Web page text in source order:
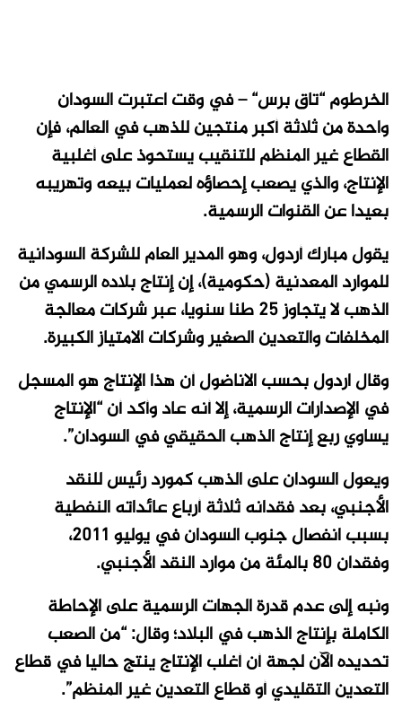
الخرطوم “تاق برس“ – في وقت اعتبرت السودان
واحدة من ثلاثة أكبر منتجين للذهب في العالم، فإن
القطاع غير المنظم للتنقيب يستحوذ على أغلبية
الإنتاج، والذي يصعب إحصاؤه لعمليات بيعه وتهريبه
بعيدا عن القنوات الرسمية.
يقول مبارك أردول، وهو المدير العام للشركة السودانية
للموارد المعدنية (حكومية)، إن إنتاج بلاده الرسمي من
الذهب لا يتجاوز 25 طنا سنويا، عبر شركات معالجة
المخلفات والتعدين الصغير وشركات الامتياز الكبيرة.
وقال اردول بحسب الاناضول أن هذا الإنتاج هو المسجل
في الإصدارات الرسمية، إلا أنه عاد وأكد أن “الإنتاج
يساوي ربع إنتاج الذهب الحقيقي في السودان”.
ويعول السودان على الذهب كمورد رئيس للنقد
الأجنبي، بعد فقدانه ثلاثة أرباع عائداته النفطية
بسبب انفصال جنوب السودان في يوليو 2011،
وفقدان 80 بالمئة من موارد النقد الأجنبي.
ونبه إلى عدم قدرة الجهات الرسمية على الإحاطة
الكاملة بإنتاج الذهب في البلاد؛ وقال: “من الصعب
تحديده الآن لجهة أن أغلب الإنتاج ينتج حاليا في قطاع
التعدين التقليدي أو قطاع التعدين غير المنظم”.